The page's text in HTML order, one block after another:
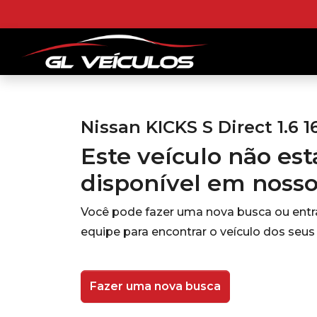
Nissan KICKS S Direct 1.6
Este veículo não
disponível em
Você pode fazer uma nova busca ou
equipe para encontrar o veículo dos
Fazer uma nova busca